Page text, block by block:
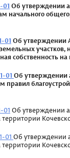
01 Об утверждении
начального
01 Об утверждении
собственность
01 Об утверждении
01 Об утверждении
01 Об утверждении